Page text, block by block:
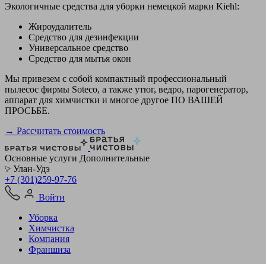
Экологичные средства для уборки немецкой марки Kiehl:
Жироудалитель
Средство для дезинфекции
Универсальное средство
Средство для мытья окон
Мы привезем с собой компактный профессиональный
пылесос фирмы Soteco, а также утюг, ведро, парогенератор,
аппарат для химчистки и многое другое ПО ВАШЕЙ
ПРОСЬБЕ.
→ Рассчитать стоимость
Основные услуги Дополнительные
Улан-Удэ
+7 (301)259-97-76
Войти
Уборка
Химчистка
Компания
Франшиза